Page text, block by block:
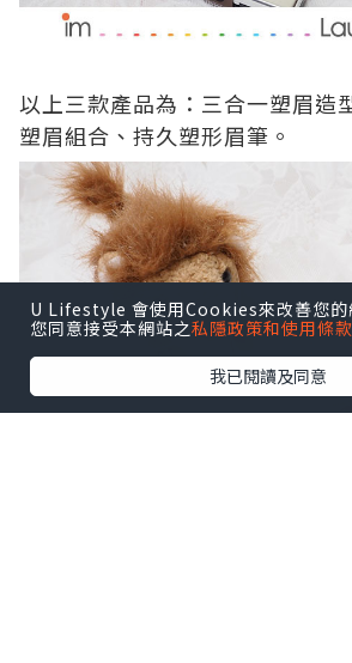
以上三款產品為：三合一塑眉造
塑眉組合、持久塑形眉筆。
U Lifestyle 會使用Cookies來改善您的
您同意接受本網站之私隱政策和使用條款
我已閱讀及同意